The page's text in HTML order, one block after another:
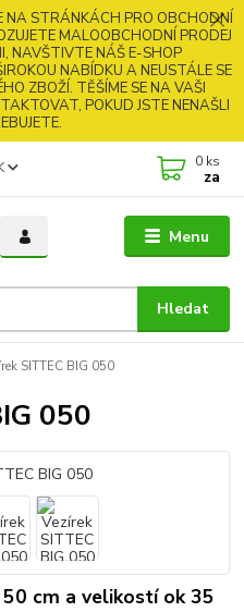
NA STRÁNKÁCH PRO OBCHODNÍ
MALOOBCHODNÍ PRODEJ
NAVŠTIVTE NÁŠ E-SHOP
NABÍDKU A NEUSTÁLE SE
ZBOŽÍ. TĚŠÍME SE NA VAŠI
POKUD JSTE NENAŠLI
Menu
Hledat
0 ks
za
SITTEC BIG 050
050
cm a velikostí ok 35